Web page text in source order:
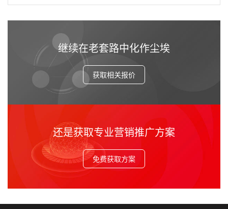
继续在老套路中化作尘埃
获取相关报价
还是获取专业营销推广方案
免费获取方案